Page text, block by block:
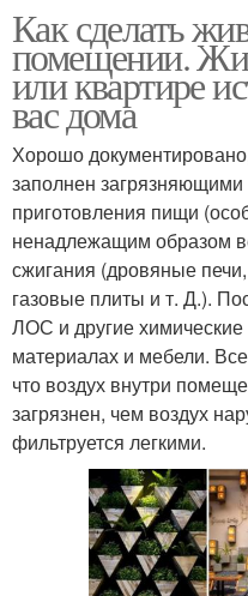
Как сделать
помещении.
или квартире
вас дома
Хорошо
заполнен
приготовления пищи
ненадлежащим образом
сжигания (дровяные
газовые плиты и т. Д.).
ЛОС и другие
материалах и мебели.
что воздух внутри
загрязнен, чем воздух
фильтруется легкими.